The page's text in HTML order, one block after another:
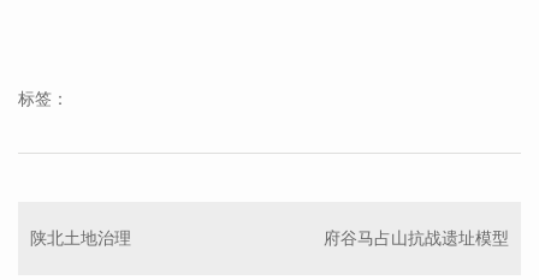
标签：
陕北土地治理 府谷马占山抗战遗址模型